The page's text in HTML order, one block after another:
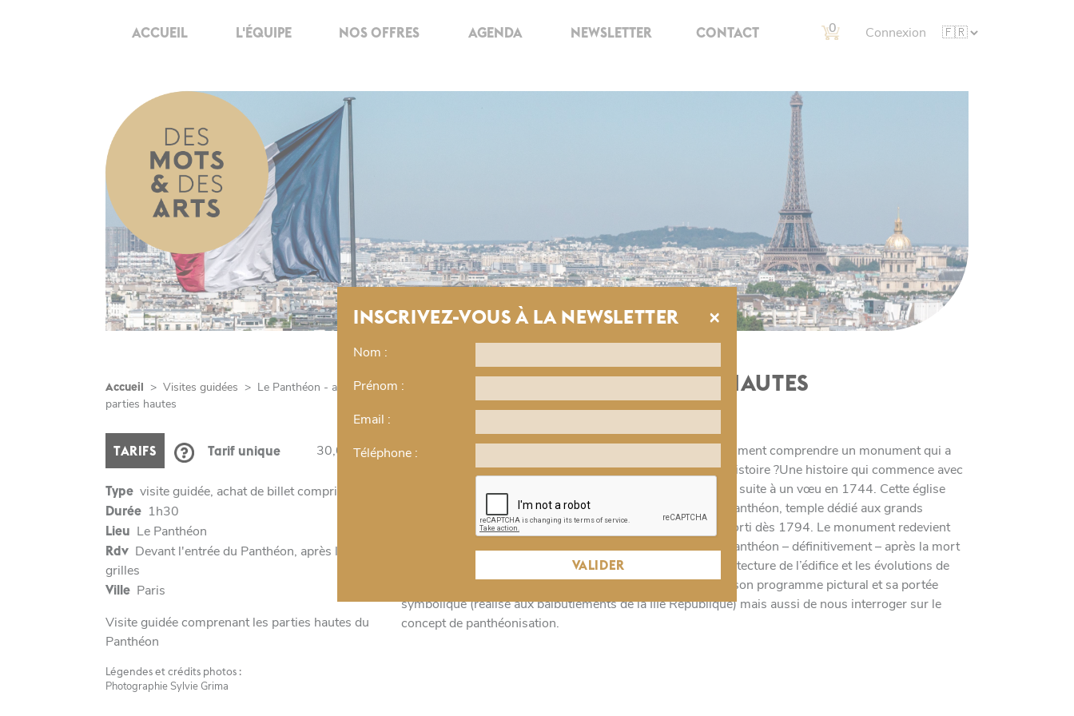
ACCUEIL L'ÉQUIPE NOS OFFRES AGENDA NEWSLETTER CONTACT 0 Connexion
Accueil > Visites guidées > Le Panthéon - avec
parties hautes
LE PANTHÉON - AVEC PARTIES HAUTES
TARIFS Tarif unique 30,00 €
Type visite guidée, achat de billet compris
Durée 1h30
Lieu Le Panthéon
Rdv Devant l'entrée du Panthéon, après les
grilles
Ville Paris
Visite guidée comprenant les parties hautes du
Panthéon
Légendes et crédits photos :
Photographie Sylvie Grima
Temple de la Nation ou église de la patronne de Paris ? Comment comprendre un monument qui a
tant changé de fonction et de symbolique au cours de son histoire ?Une histoire qui commence avec
celle de l’église Sainte Geneviève commandée par Louis XV, suite à un vœu en 1744. Cette église
n’est terminée qu’en 1790 et l’année suivante elle devient Panthéon, temple dédié aux grands
hommes, à l’occasion de la mort de Mirabeau – qui en est sorti dès 1794. Le monument redevient
église avec la restauration de la monarchie et redeviendra Panthéon – définitivement – après la mort
de Victor Hugo.Cette visite nous permettra d’aborder l’architecture de l’édifice et les évolutions de
celle-ci, les différentes attributions qu’a connu le bâtiment, son programme pictural et sa portée
symbolique (réalisé aux balbutiements de la IIIe République) mais aussi de nous interroger sur le
concept de panthéonisation.
INSCRIVEZ-VOUS À LA NEWSLETTER ×
Nom :
Prénom :
Email :
Téléphone :
VALIDER